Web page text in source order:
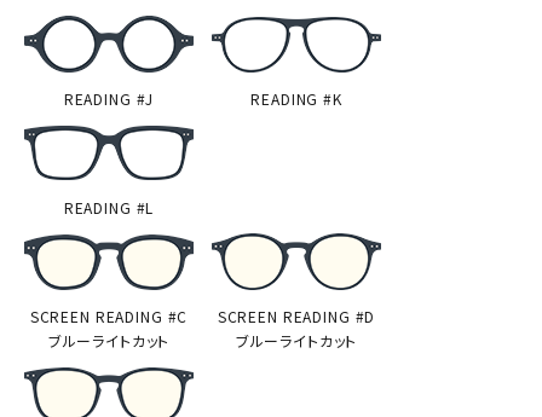
READING #J READING #K
READING #L
SCREEN READING #C
ブルーライトカット
SCREEN READING #D
ブルーライトカット